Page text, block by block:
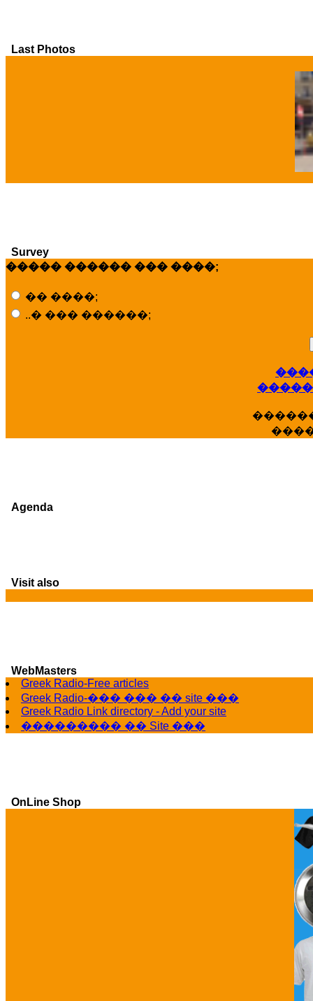
Last Photos
Survey
����� ������ ��� ����;
�� ����;
..� ��� ������;
Agenda
Visit also
WebMasters
Greek Radio-Free articles
Greek Radio-��� ��� �� site ���
Greek Radio Link directory - Add your site
��������� �� Site ���
OnLine Shop